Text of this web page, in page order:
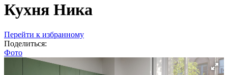
Кухня Ника
Перейти к избранному
Поделиться:
Фото